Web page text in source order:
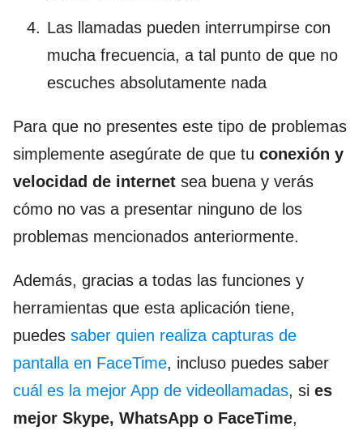
Las llamadas pueden interrumpirse con
mucha frecuencia, a tal punto de que no
escuches absolutamente nada
Para que no presentes este tipo de problemas
simplemente asegúrate de que tu conexión y
velocidad de internet sea buena y verás
cómo no vas a presentar ninguno de los
problemas mencionados anteriormente.
Además, gracias a todas las funciones y
herramientas que esta aplicación tiene,
puedes saber quien realiza capturas de
pantalla en FaceTime, incluso puedes saber
cuál es la mejor App de videollamadas, si es
mejor Skype, WhatsApp o FaceTime,